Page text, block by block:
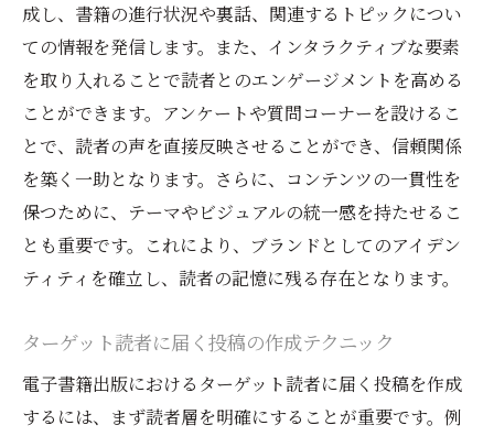
成し、書籍の進行状況や裏話、関連するトピックについ
ての情報を発信します。また、インタラクティブな要素
を取り入れることで読者とのエンゲージメントを高める
ことができます。アンケートや質問コーナーを設けるこ
とで、読者の声を直接反映させることができ、信頼関係
を築く一助となります。さらに、コンテンツの一貫性を
保つために、テーマやビジュアルの統一感を持たせるこ
とも重要です。これにより、ブランドとしてのアイデン
ティティを確立し、読者の記憶に残る存在となります。
ターゲット読者に届く投稿の作成テクニック
電子書籍出版におけるターゲット読者に届く投稿を作成
するには、まず読者層を明確にすることが重要です。例